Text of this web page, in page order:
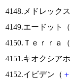
4148.メドレック
4149.エードット（
4150.Ｔｅｒｒａ（
4151.キオクシア
4152.イビデン（ ＋